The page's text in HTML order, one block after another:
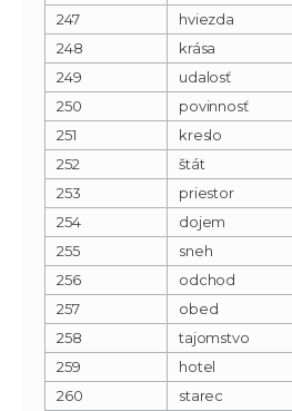
247
hviezda
248
krása
249
udalosť
250
povinnosť
251
kreslo
252
štát
253
priestor
254
dojem
255
sneh
256
odchod
257
obed
258
tajomstvo
259
hotel
260
starec